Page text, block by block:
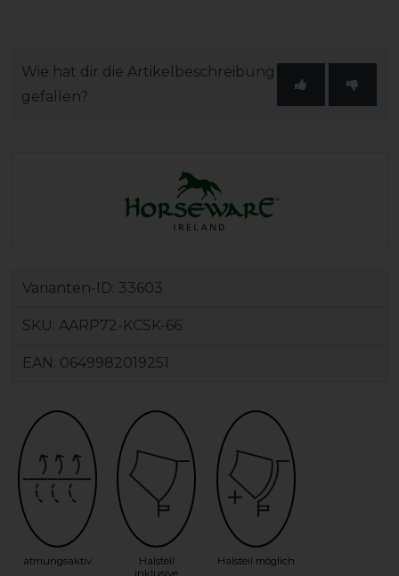
Wie hat dir die Artikelbeschreibung
gefallen?
Varianten-ID: 33603
SKU: AARP72-KCSK-66
EAN: 0649982019251
atmungsaktiv
Halsteil
Halsteil möglich